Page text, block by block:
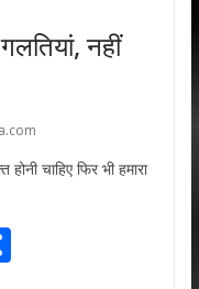
नहीं
चाहिए फिर भी हमारा
S